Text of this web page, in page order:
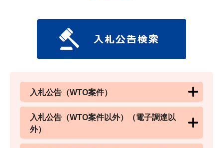
入札公告（WTO案件）
入札公告（WTO案件以外）（電子調達以
外）